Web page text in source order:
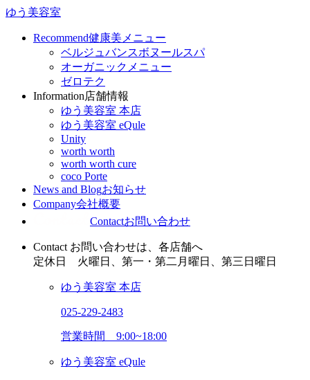
ゆう美容室
Recommend健康美メニュー
ベルジュバンスボヌールスパ
オーガニックメニュー
ゼロテク
Information店舗情報
ゆう美容室 本店
ゆう美容室 eQule
Unity
worth worth
worth worth cure
coco Porte
News and Blogお知らせ
Company会社概要
Contactお問い合わせ
Contact お問い合わせは、各店舗へ
定休日
火曜日、第一・第二月曜日、第三日曜日
ゆう美容室 本店
025-229-2483
営業時間 9:00~18:00
ゆう美容室 eQule